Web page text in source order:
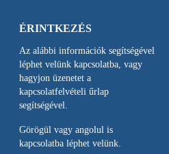
ÉRINTKEZÉS
Az alábbi információk segítségével
léphet velünk kapcsolatba, vagy
hagyjon üzenetet a
kapcsolatfelvételi űrlap
segítségével.
Görögül vagy angolul is
kapcsolatba léphet velünk.